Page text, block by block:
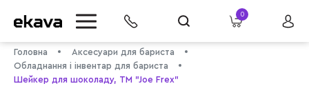
0
Головна
Аксесуари для бариста
Обладнання і інвентар для бариста
Шейкер для шоколаду, TM "Joe Frex"